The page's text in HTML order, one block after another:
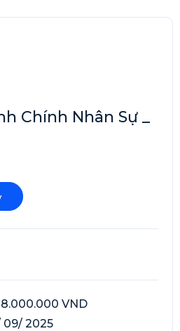
Chính Nhân Sự _
VND
09/ 2025